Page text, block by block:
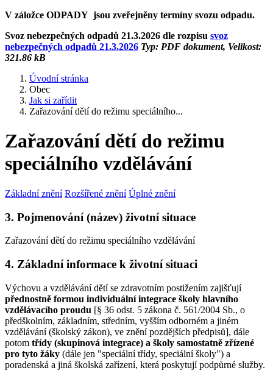
V záložce ODPADY jsou zveřejněny termíny svozu odpadu.
Svoz nebezpečných odpadů 21.3.2026 dle rozpisu svoz
nebezpečných odpadů 21.3.2026 Typ: PDF dokument, Velikost:
321.86 kB
Úvodní stránka
Obec
Jak si zařídit
Zařazování dětí do režimu speciálního...
Zařazování dětí do režimu
speciálního vzdělávání
Základní znění Rozšířené znění Úplné znění
3. Pojmenování (název) životní situace
Zařazování dětí do režimu speciálního vzdělávání
4. Základní informace k životní situaci
Výchovu a vzdělávání dětí se zdravotním postižením zajišťují
přednostně formou individuální integrace školy hlavního
vzdělávacího proudu [§ 36 odst. 5 zákona č. 561/2004 Sb., o
předškolním, základním, středním, vyšším odborném a jiném
vzdělávání (školský zákon), ve znění pozdějších předpisů], dále
potom třídy (skupinová integrace) a školy samostatně zřízené
pro tyto žáky (dále jen "speciální třídy, speciální školy") a
poradenská a jiná školská zařízení, která poskytují podpůrné služby.